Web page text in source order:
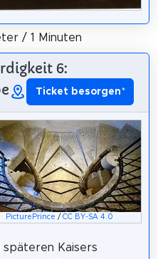
/ 1 Minuten
6:
Ticket besorgen*
PicturePrince /CC BY-SA 4.0
späteren Kaisers